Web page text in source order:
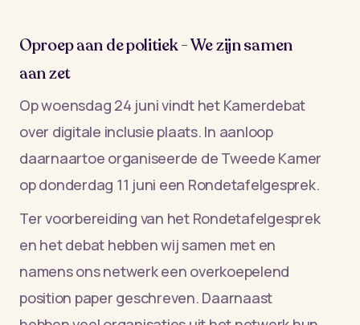
Oproep aan de politiek - We zijn samen
aan zet
Op woensdag 24 juni vindt het Kamerdebat
over digitale inclusie plaats. In aanloop
daarnaartoe organiseerde de Tweede Kamer
op donderdag 11 juni een Rondetafelgesprek.
Ter voorbereiding van het Rondetafelgesprek
en het debat hebben wij samen met en
namens ons netwerk een overkoepelend
position paper geschreven. Daarnaast